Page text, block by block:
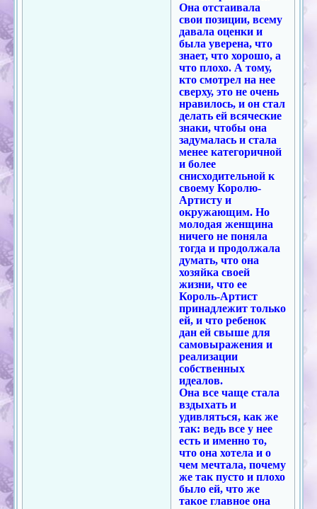
Она отстаивала
свои позиции, всему
давала оценки и
была уверена, что
знает, что хорошо, а
что плохо. А тому,
кто смотрел на нее
сверху, это не очень
нравилось, и он стал
делать ей всяческие
знаки, чтобы она
задумалась и стала
менее категоричной
и более
снисходительной к
своему Королю-
Артисту и
окружающим. Но
молодая женщина
ничего не поняла
тогда и продолжала
думать, что она
хозяйка своей
жизни, что ее
Король-Артист
принадлежит только
ей, и что ребенок
дан ей свыше для
самовыражения и
реализации
собственных
идеалов.
Она все чаще стала
вздыхать и
удивляться, как же
так: ведь все у нее
есть и именно то,
что она хотела и о
чем мечтала, почему
же так пусто и плохо
было ей, что же
такое главное она